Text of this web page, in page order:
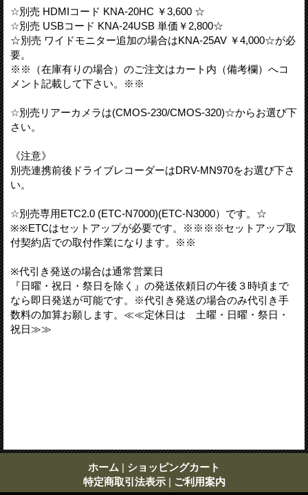
☆別売 HDMIコード KNA-20HC ￥3,600 ☆
☆別売 USBコード KNA-24USB 単価￥2,800☆
☆別売 ワイドモニター追加の場合はKNA-25AV ￥4,000☆が必
要。
※※（在庫有りの場合）のご注文はカート内（備考欄）へコ
メント記載して下さい。※※
☆別売リアーカメラは(CMOS-230/CMOS-320)☆からお選び下
さい。
《注意》
別売連携前後ドライブレコーダーはDRV-MN970をお選び下さ
い。
☆別売専用ETC2.0 (ETC-N7000)(ETC-N3000）です。☆
※※ETCはセットアップが必要です。※※※※セットアップ取
付契約店での取付作業になります。※※
※代引き発送の場合は通常営業日
『日曜・祝日・祭日を除く』の発送依頼日の午後３時頃まで
なら即日発送が可能です。※代引き発送の場合のみ代引き手
数料の加算お願します。≪≪定休日は 土曜・日曜・祭日・
祝日≫≫
ホーム | ショッピングカート
特定商取引法表示 | ご利用案内